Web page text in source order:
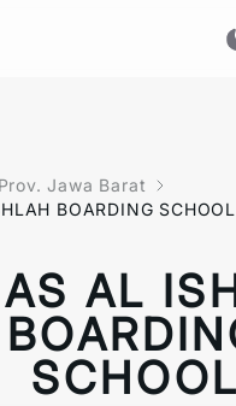
Prov. Jawa Barat
BOARDING SCHOOL
AL
SCHOOL